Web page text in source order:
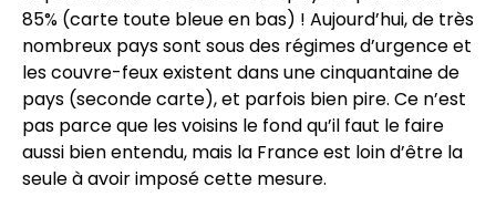
85% (carte toute bleue en bas) ! Aujourd’hui, de très
nombreux pays sont sous des régimes d’urgence et
les couvre-feux existent dans une cinquantaine de
pays (seconde carte), et parfois bien pire. Ce n’est
pas parce que les voisins le fond qu’il faut le faire
aussi bien entendu, mais la France est loin d’être la
seule à avoir imposé cette mesure.